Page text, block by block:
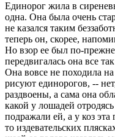
Единорог жила в
одна. Она была очень
не казался таким
теперь он, скорее,
Но взор ее был по-
передвигалась она все
Она вовсе не походила
рисуют единорогов, --
раздвоены, а сама она
какой у лошадей
подражали ей, а у коз эта
то издевательских